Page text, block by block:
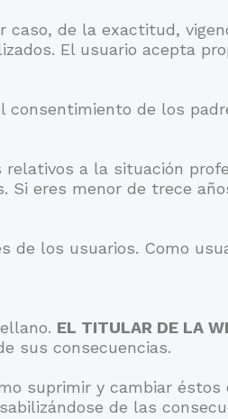
caso, de la exactitud,
El usuario acepta
consentimiento de los
a la situación
eres menor de trece
los usuarios. Como
EL TITULAR DE LA
sus consecuencias.
suprimir y cambiar
de las